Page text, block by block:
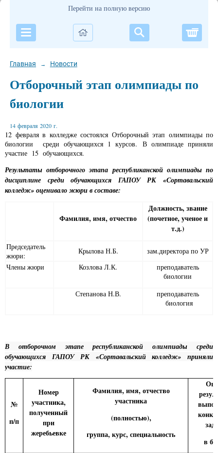
Перейти на полную версию
Главная → Новости
Отборочный этап олимпиады по
биологии
14 февраля 2020 г.
12 февраля в колледже состоялся Отборочный этап олимпиады по
биологии среди обучающихся 1 курсов. В олимпиаде приняли
участие 15 обучающихся.
Результаты отборочного этапа республиканской олимпиады по
дисциплине среди обучающихся ГАПОУ РК «Сортавальский
колледж» оценивало жюри в составе:
Фамилия, имя, отчество
Должность, звание
(почетное, ученое и
т.д.)
Председатель
жюри:
Крылова Н.Б.
зам.директора по УР
Члены жюри
Козлова Л.К.
преподаватель
биологии
Степанова Н.В.
преподаватель
биология
В отборочном этапе республиканской олимпиады среди
обучающихся ГАПОУ РК «Сортавальский колледж» приняли
участие:
№
п/п
Номер
участника,
полученный
при
жеребьевке
Фамилия, имя, отчество
участника
(полностью),
группа, курс, специальность
в